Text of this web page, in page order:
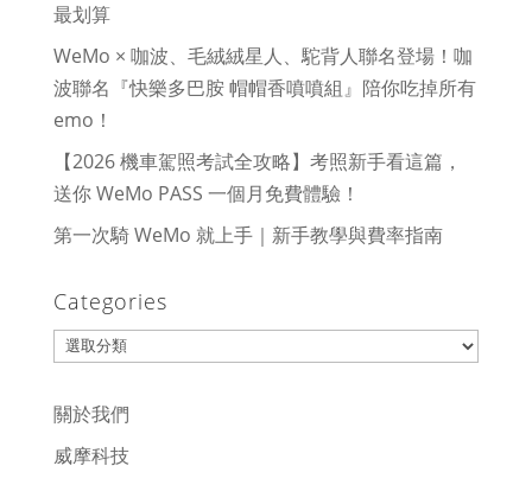
最划算
WeMo × 咖波、毛絨絨星人、駝背人聯名登場！咖
波聯名『快樂多巴胺 帽帽香噴噴組』陪你吃掉所有
emo！
【2026 機車駕照考試全攻略】考照新手看這篇，
送你 WeMo PASS 一個月免費體驗！
第一次騎 WeMo 就上手｜新手教學與費率指南
Categories
Categories
關於我們
威摩科技